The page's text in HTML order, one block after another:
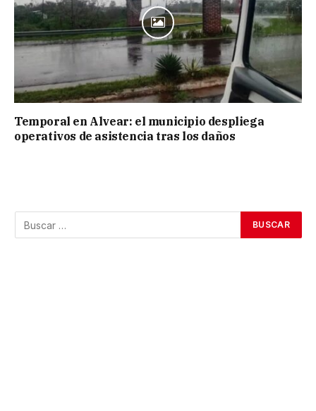
Temporal en Alvear: el municipio despliega
operativos de asistencia tras los daños